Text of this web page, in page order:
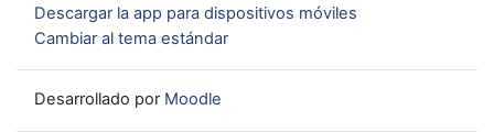
Descargar la app para dispositivos móviles
Cambiar al tema estándar
Desarrollado por Moodle